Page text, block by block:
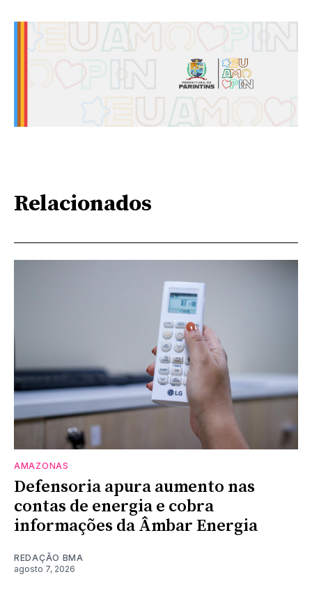
Relacionados
AMAZONAS
Defensoria apura aumento nas
contas de energia e cobra
informações da Âmbar Energia
REDAÇÃO BMA
agosto 7, 2026